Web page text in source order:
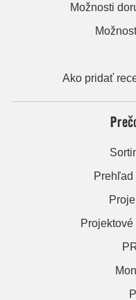
Možnosti
Ako pridať
Prehľad